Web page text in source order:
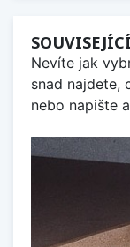
Nevíte jak
snad najdete,
nebo napište